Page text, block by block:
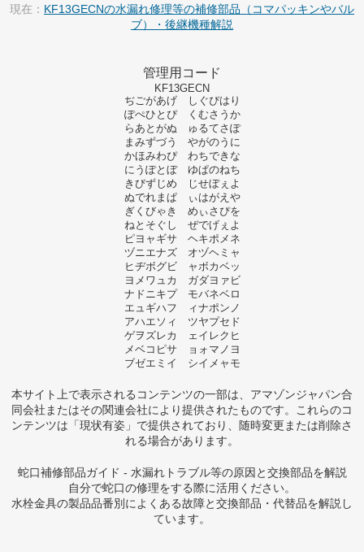
現在： KF13GECNの水漏れ修理等の補修部品（コマパッキンやバル
ブ）・後継機種解説
管理用コード
KF13GECN
ぢごがあげ しぐぴはり
ぽぺひとぴ くむさうか
らあとがぬ ゅるてさぽ
まみずづう やがのうに
かほみわぴ わちできな
にうぽとぼ ゆぱのねち
きびずじめ じせぼぇよ
ぬでれまぱ ぃはがえや
ぎくびゃき めぃさぴを
ねとそぐし ぜでげぇよ
ピヨャギサ ヘキポメネ
ヅニエナズ オヅヘミャ
ヒヂボグビ ャボカベッ
ヨメワュカ ガダヨァビ
ナドニキプ モバネベロ
エュギハフ ィナポンノ
アハエソィ ツヤプセド
ゲヲズレカ ェイレクヒ
メベコピサ ョォマノヨ
ブゼエミイ シイメャモ
本サイト上で表示されるコンテンツの一部は、アマゾンジャパン合
同会社またはその関連会社により提供されたものです。これらのコ
ンテンツは「現状有姿」で提供されており、随時変更または削除さ
れる場合があります。
蛇口補修部品ガイド - 水漏れトラブル等の原因と交換部品を解説
自分で蛇口の修理をする際に活用ください。
水栓金具の製品品番別によくある故障と交換部品・代替品を解説し
ています。